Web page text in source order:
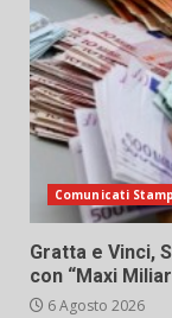
Comunicati
Gratta e Vinci,
con “Maxi
6 Agosto 2026